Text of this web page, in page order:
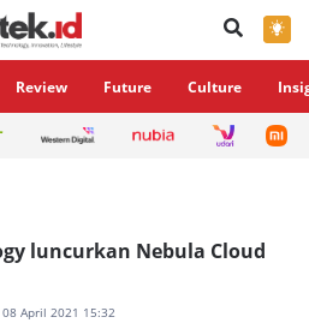
×
Review Future Culture
luncurkan Nebula Cloud
08 April 2021 15:32